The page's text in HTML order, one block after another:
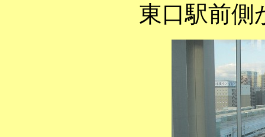
東口駅前側